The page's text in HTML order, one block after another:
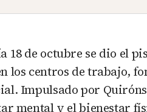
18 de octubre se dio el
los centros de trabajo,
Impulsado por
mental y el bienestar